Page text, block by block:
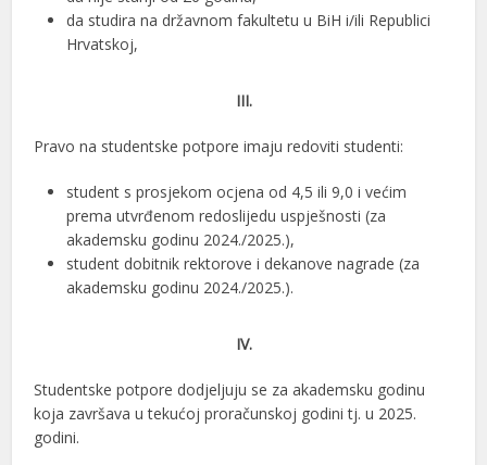
da studira na državnom fakultetu u BiH i/ili Republici
Hrvatskoj,
III.
Pravo na studentske potpore imaju redoviti studenti:
student s prosjekom ocjena od 4,5 ili 9,0 i većim
prema utvrđenom redoslijedu uspješnosti (za
akademsku godinu 2024./2025.),
student dobitnik rektorove i dekanove nagrade (za
akademsku godinu 2024./2025.).
IV.
Studentske potpore dodjeljuju se za akademsku godinu
koja završava u tekućoj proračunskoj godini tj. u 2025.
godini.